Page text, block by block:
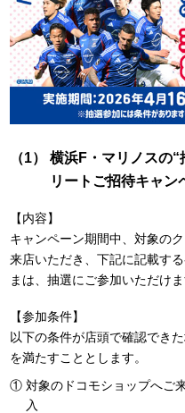
横浜F・マリノスの
リートご招待キャン
【内容】
キャンペーン期間中、対象の
来店いただき、下記に記載す
まは、抽選にご参加いただけま
【参加条件】
以下の条件が店頭で確認でき
を満たすこととします。
対象のドコモショップへご
入